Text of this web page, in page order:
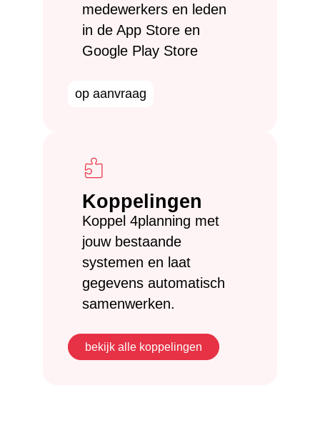
medewerkers en leden
in de App Store en
Google Play Store
op aanvraag
Koppelingen
Koppel 4planning met
jouw bestaande
systemen en laat
gegevens automatisch
samenwerken.
bekijk alle koppelingen